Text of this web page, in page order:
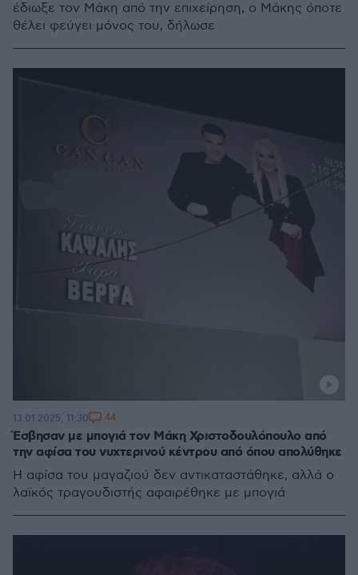
έδιωξε τον Μάκη από την επιχείρηση, ο Μάκης όποτε
θέλει φεύγει μόνος του, δήλωσε
Έσβησαν με μπογιά τον Μάκη Χριστοδουλόπουλο από
την αφίσα του νυχτερινού κέντρου από όπου απολύθηκε
Η αφίσα του μαγαζιού δεν αντικαταστάθηκε, αλλά ο
λαϊκός τραγουδιστής αφαιρέθηκε με μπογιά
13.01.2025, 11:30 44